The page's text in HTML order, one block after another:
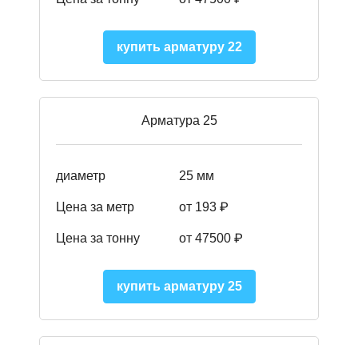
купить арматуру 22
Арматура 25
диаметр 25 мм
Цена за метр от 193 ₽
Цена за тонну от 47500 ₽
купить арматуру 25